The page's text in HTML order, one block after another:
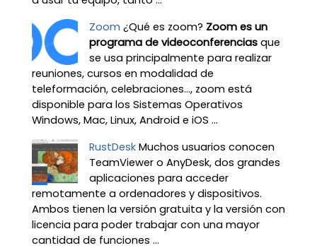
Zoom ¿Qué es zoom? Zoom es un
programa de videoconferenciasque
se usa principalmente para realizar
reuniones, cursos en modalidad de
teleformación, celebraciones…, zoom está
disponible para los Sistemas Operativos
Windows, Mac, Linux, Android e iOS ...
RustDesk Muchos usuarios conocen
TeamViewer o AnyDesk, dos grandes
aplicaciones para acceder
remotamente a ordenadores y dispositivos.
Ambos tienen la versión gratuita y la versión con
licencia para poder trabajar con una mayor
cantidad de funciones ...